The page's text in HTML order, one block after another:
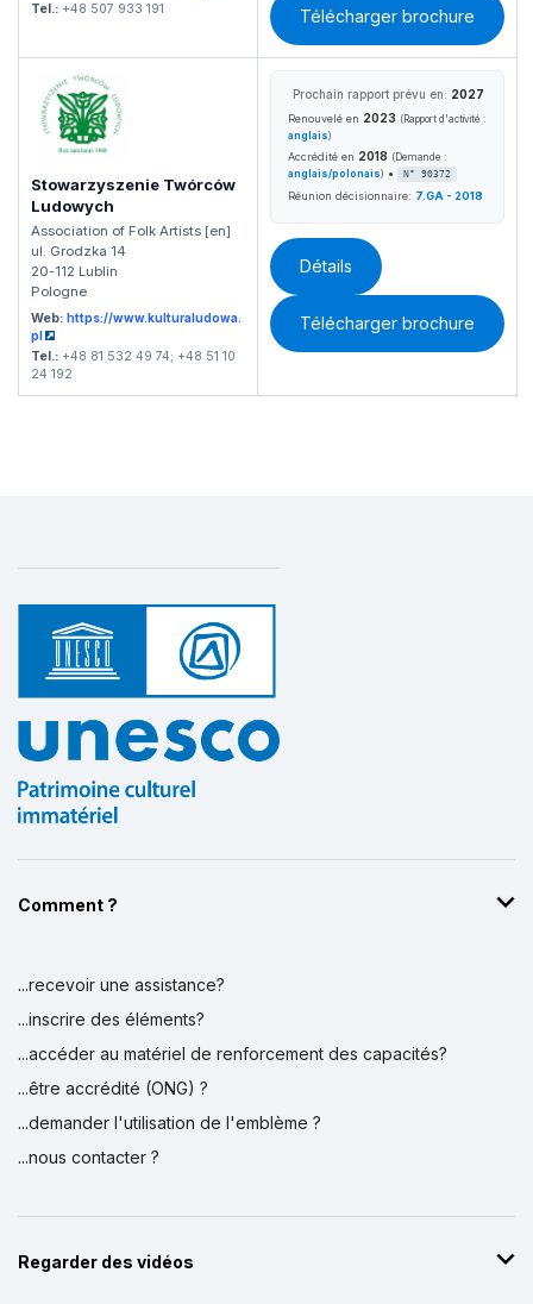
Tel.: +48 507 933 191 Télécharger brochure
Stowarzyszenie Twórców
Ludowych
Association of Folk Artists [en]
ul. Grodzka 14
20-112 Lublin
Pologne
Web: https://www.kulturaludowa.
pl
Tel.: +48 81 532 49 74; +48 51 10
24 192
Prochain rapport prévu en: 2027
Renouvelé en 2023 (Rapport d'activité :
anglais)
Accrédité en 2018 (Demande :
anglais/polonais) • N° 90372
Réunion décisionnaire: 7.GA - 2018
Détails
Télécharger brochure
Comment ?
...recevoir une assistance?
...inscrire des éléments?
...accéder au matériel de renforcement des capacités?
...être accrédité (ONG) ?
...demander l'utilisation de l'emblème ?
...nous contacter ?
Regarder des vidéos